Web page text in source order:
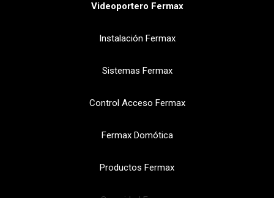
Videoportero Fermax
Instalación Fermax
Sistemas Fermax
Control Acceso Fermax
Fermax Domótica
Productos Fermax